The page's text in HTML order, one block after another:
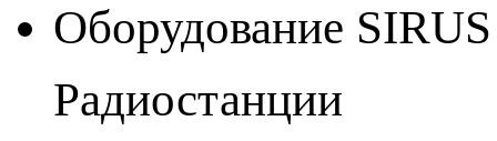
Оборудование SIRUS
Радиостанции